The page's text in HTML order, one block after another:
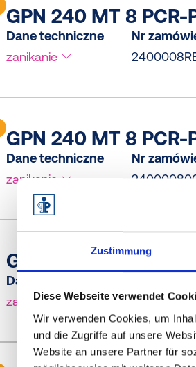
Zustimmung
Diese Webseite verwendet
Wir verwenden Cookies, um
und die Zugriffe auf unsere
Website an unsere Partner für
GPN 240 MT 8 PCR-
Dane techniczne
zanikanie
Nr
GPN 240 MT 8 PCR-
Dane techniczne
zanikanie
Nr
GPN 240 MT 8 PE-
Dane techniczne
zanikanie